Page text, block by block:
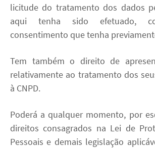
licitude do tratamento dos dados
aqui tenha sido efetuado,
consentimento que tenha
Tem também o direito de
relativamente ao tratamento dos
à CNPD.
Poderá a qualquer momento, por
direitos consagrados na Lei de
Pessoais e demais legislação